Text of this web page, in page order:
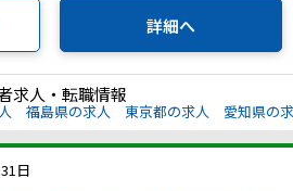
詳細へ
求人・転職情報
福島県の求人 東京都の求人 愛知県の
日